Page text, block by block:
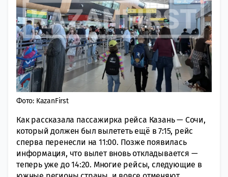
Фото: KazanFirst
Как рассказала пассажирка рейса Казань — Сочи,
который должен был вылететь ещё в 7:15, рейс
сперва перенесли на 11:00. Позже появилась
информация, что вылет вновь откладывается —
теперь уже до 14:20. Многие рейсы, следующие в